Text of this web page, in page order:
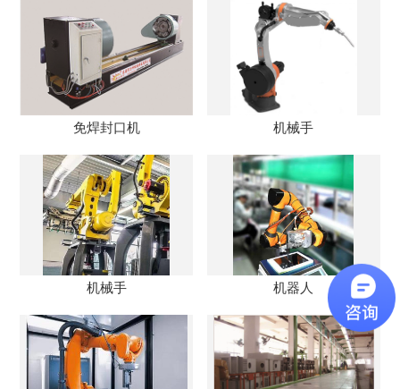
免焊封口机 机械手
机械手 机器人